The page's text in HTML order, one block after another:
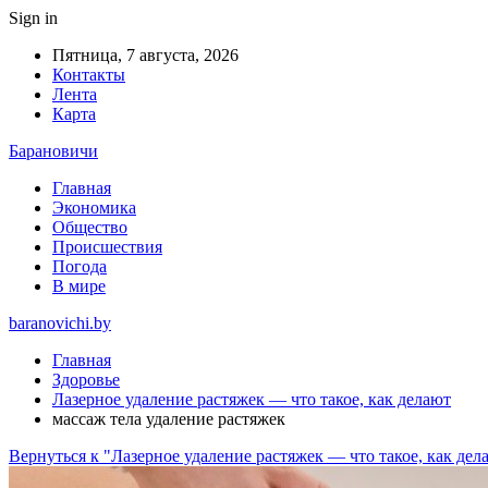
Sign in
Пятница, 7 августа, 2026
Контакты
Лента
Карта
Барановичи
Главная
Экономика
Общество
Происшествия
Погода
В мире
baranovichi.by
Главная
Здоровье
Лазерное удаление растяжек — что такое, как делают
массаж тела удаление растяжек
Вернуться к "Лазерное удаление растяжек — что такое, как